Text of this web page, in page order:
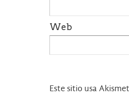
Web
Este sitio usa